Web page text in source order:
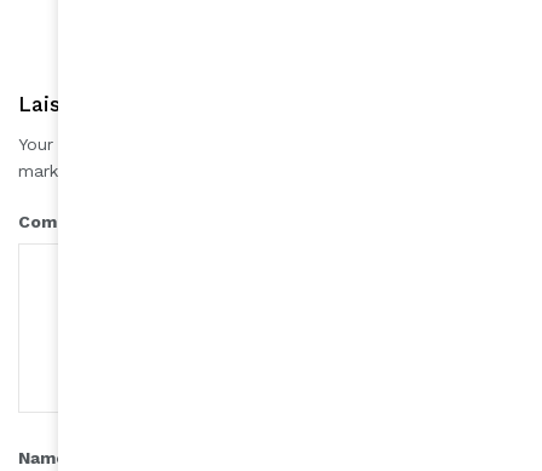
Laisser une réponse
Your email address will not be published.
marked
Comment
Name